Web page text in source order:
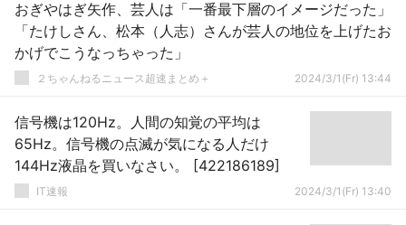
おぎやはぎ矢作、芸人は「一番最下層のイメージだった」
「たけしさん、松本（人志）さんが芸人の地位を上げたお
かげでこうなっちゃった」
２ちゃんねるニュース超速まとめ＋ 2024/3/1(Fr) 13:44
信号機は120Hz。人間の知覚の平均は
65Hz。信号機の点滅が気になる人だけ
144Hz液晶を買いなさい。 [422186189]
IT速報 2024/3/1(Fr) 13:40